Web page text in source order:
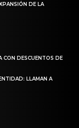
DE LA
CON DESCUENTOS DE
LLAMAN A